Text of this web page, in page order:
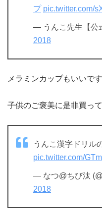
プ pic.twitter.com/
— うんこ先生【公
2018
メラミンカップもいいで
子供のご褒美に是非買っ
うんこ漢字ドリル
pic.twitter.com/
— なつ@ちび汰
2018